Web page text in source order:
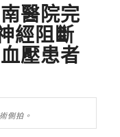
醫院完
經阻斷
壓患者
側拍。